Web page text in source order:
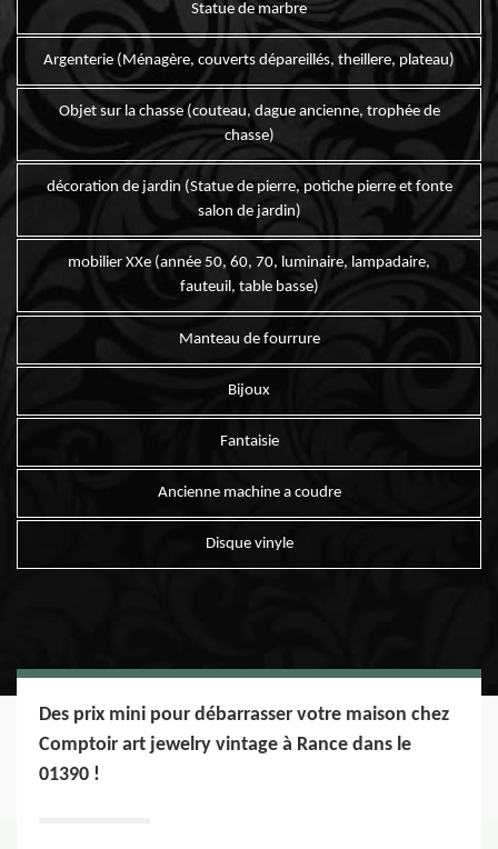
Statue de marbre
Argenterie (Ménagère, couverts dépareillés, theillere, plateau)
Objet sur la chasse (couteau, dague ancienne, trophée de
chasse)
décoration de jardin (Statue de pierre, potiche pierre et fonte
salon de jardin)
mobilier XXe (année 50, 60, 70, luminaire, lampadaire,
fauteuil, table basse)
Manteau de fourrure
Bijoux
Fantaisie
Ancienne machine a coudre
Disque vinyle
Des prix mini pour débarrasser votre maison chez
Comptoir art jewelry vintage à Rance dans le
01390 !